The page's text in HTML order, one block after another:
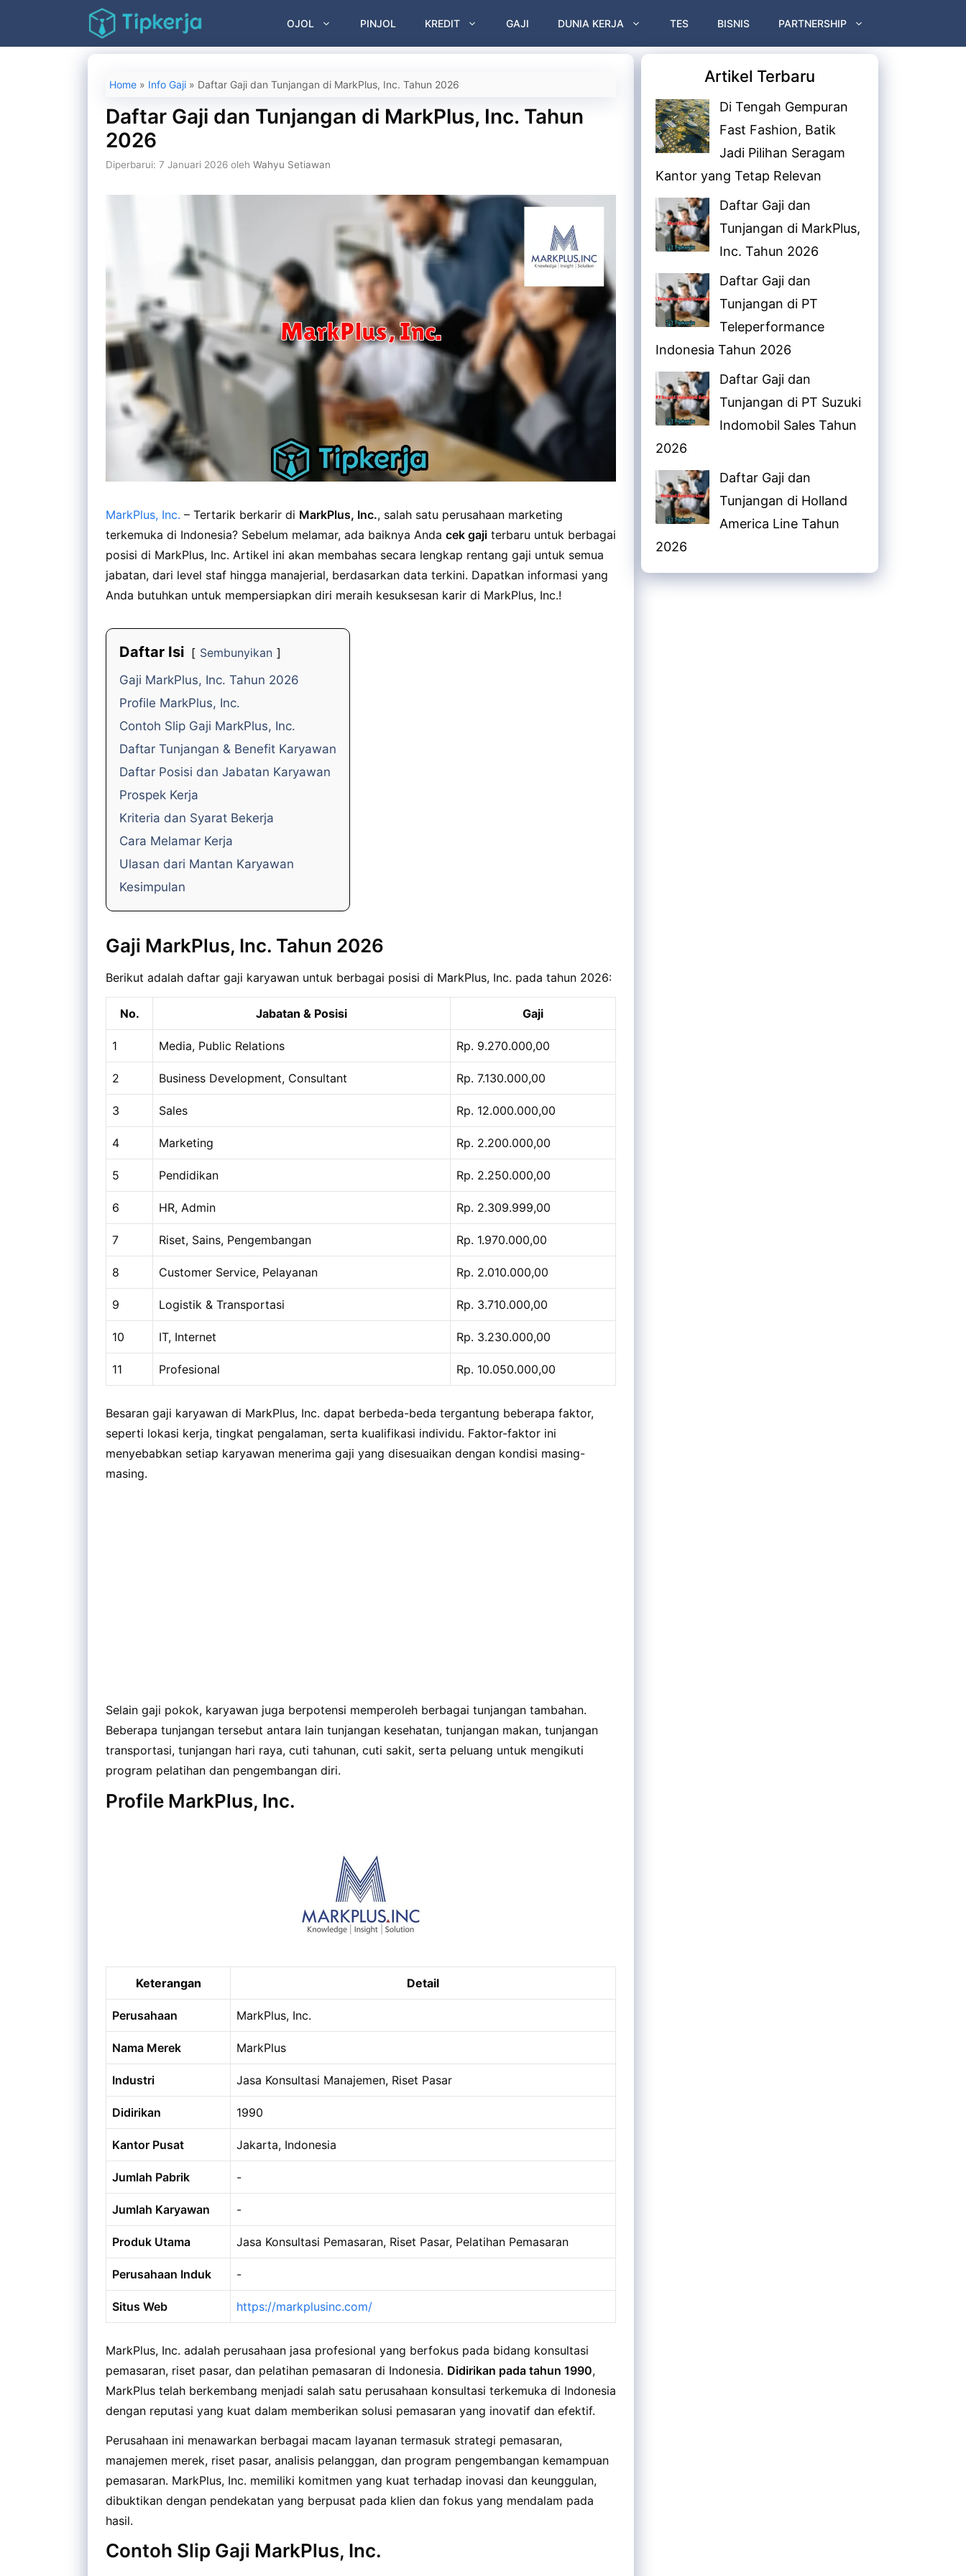
isi
OJOL PINJOL KREDIT GAJI DUNIA KERJA TES BISNIS PARTNERSHIP
Home » Info Gaji » Daftar Gaji dan Tunjangan di MarkPlus, Inc. Tahun 2026
Daftar Gaji dan Tunjangan di MarkPlus, Inc. Tahun
2026
Diperbarui: 7 Januari 2026 oleh Wahyu Setiawan
MarkPlus, Inc. – Tertarik berkarir di MarkPlus, Inc., salah satu perusahaan marketing
terkemuka di Indonesia? Sebelum melamar, ada baiknya Anda cek gaji terbaru untuk berbagai
posisi di MarkPlus, Inc. Artikel ini akan membahas secara lengkap rentang gaji untuk semua
jabatan, dari level staf hingga manajerial, berdasarkan data terkini. Dapatkan informasi yang
Anda butuhkan untuk mempersiapkan diri meraih kesuksesan karir di MarkPlus, Inc.!
Daftar Isi
Sembunyikan
Gaji MarkPlus, Inc. Tahun 2026
Profile MarkPlus, Inc.
Contoh Slip Gaji MarkPlus, Inc.
Daftar Tunjangan & Benefit Karyawan
Daftar Posisi dan Jabatan Karyawan
Prospek Kerja
Kriteria dan Syarat Bekerja
Cara Melamar Kerja
Ulasan dari Mantan Karyawan
Kesimpulan
Gaji MarkPlus, Inc. Tahun 2026
Berikut adalah daftar gaji karyawan untuk berbagai posisi di MarkPlus, Inc. pada tahun 2026:
No. Jabatan & Posisi Gaji
1 Media, Public Relations Rp. 9.270.000,00
2 Business Development, Consultant Rp. 7.130.000,00
3 Sales Rp. 12.000.000,00
4 Marketing Rp. 2.200.000,00
5 Pendidikan Rp. 2.250.000,00
6 HR, Admin Rp. 2.309.999,00
7 Riset, Sains, Pengembangan Rp. 1.970.000,00
8 Customer Service, Pelayanan Rp. 2.010.000,00
9 Logistik & Transportasi Rp. 3.710.000,00
10 IT, Internet Rp. 3.230.000,00
11 Profesional Rp. 10.050.000,00
Besaran gaji karyawan di MarkPlus, Inc. dapat berbeda-beda tergantung beberapa faktor,
seperti lokasi kerja, tingkat pengalaman, serta kualifikasi individu. Faktor-faktor ini
menyebabkan setiap karyawan menerima gaji yang disesuaikan dengan kondisi masing-
masing.
Selain gaji pokok, karyawan juga berpotensi memperoleh berbagai tunjangan tambahan.
Beberapa tunjangan tersebut antara lain tunjangan kesehatan, tunjangan makan, tunjangan
transportasi, tunjangan hari raya, cuti tahunan, cuti sakit, serta peluang untuk mengikuti
program pelatihan dan pengembangan diri.
Profile MarkPlus, Inc.
Keterangan Detail
Perusahaan MarkPlus, Inc.
Nama Merek MarkPlus
Industri Jasa Konsultasi Manajemen, Riset Pasar
Didirikan 1990
Kantor Pusat Jakarta, Indonesia
Jumlah Pabrik -
Jumlah Karyawan -
Produk Utama Jasa Konsultasi Pemasaran, Riset Pasar, Pelatihan Pemasaran
Perusahaan Induk -
Situs Web https://markplusinc.com/
MarkPlus, Inc. adalah perusahaan jasa profesional yang berfokus pada bidang konsultasi
pemasaran, riset pasar, dan pelatihan pemasaran di Indonesia. Didirikan pada tahun 1990,
MarkPlus telah berkembang menjadi salah satu perusahaan konsultasi terkemuka di Indonesia
dengan reputasi yang kuat dalam memberikan solusi pemasaran yang inovatif dan efektif.
Perusahaan ini menawarkan berbagai macam layanan termasuk strategi pemasaran,
manajemen merek, riset pasar, analisis pelanggan, dan program pengembangan kemampuan
pemasaran. MarkPlus, Inc. memiliki komitmen yang kuat terhadap inovasi dan keunggulan,
dibuktikan dengan pendekatan yang berpusat pada klien dan fokus yang mendalam pada
hasil.
Contoh Slip Gaji MarkPlus, Inc.
Artikel Terbaru
Di Tengah Gempuran
Fast Fashion, Batik
Jadi Pilihan Seragam
Kantor yang Tetap Relevan
Daftar Gaji dan
Tunjangan di MarkPlus,
Inc. Tahun 2026
Daftar Gaji dan
Tunjangan di PT
Teleperformance
Indonesia Tahun 2026
Daftar Gaji dan
Tunjangan di PT Suzuki
Indomobil Sales Tahun
2026
Daftar Gaji dan
Tunjangan di Holland
America Line Tahun
2026